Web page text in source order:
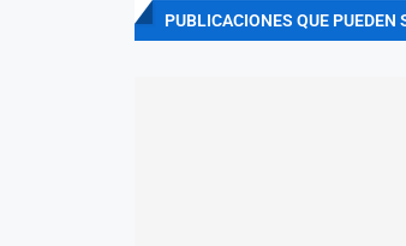
PUBLICACIONES QUE PUEDEN